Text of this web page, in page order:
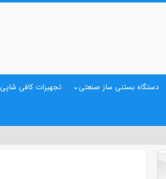
دستگاه بستنی ساز صنعتی تجهیزات کافی شاپی